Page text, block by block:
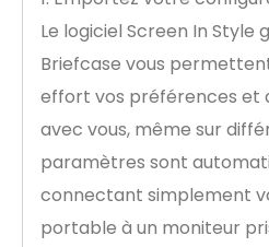
Le logiciel Screen In Style
Briefcase vous
effort vos préférences et
avec vous, même sur
paramètres sont
connectant simplement
portable à un moniteur